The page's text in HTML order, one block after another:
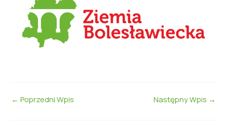
← Poprzedni Wpis Następny Wpis →